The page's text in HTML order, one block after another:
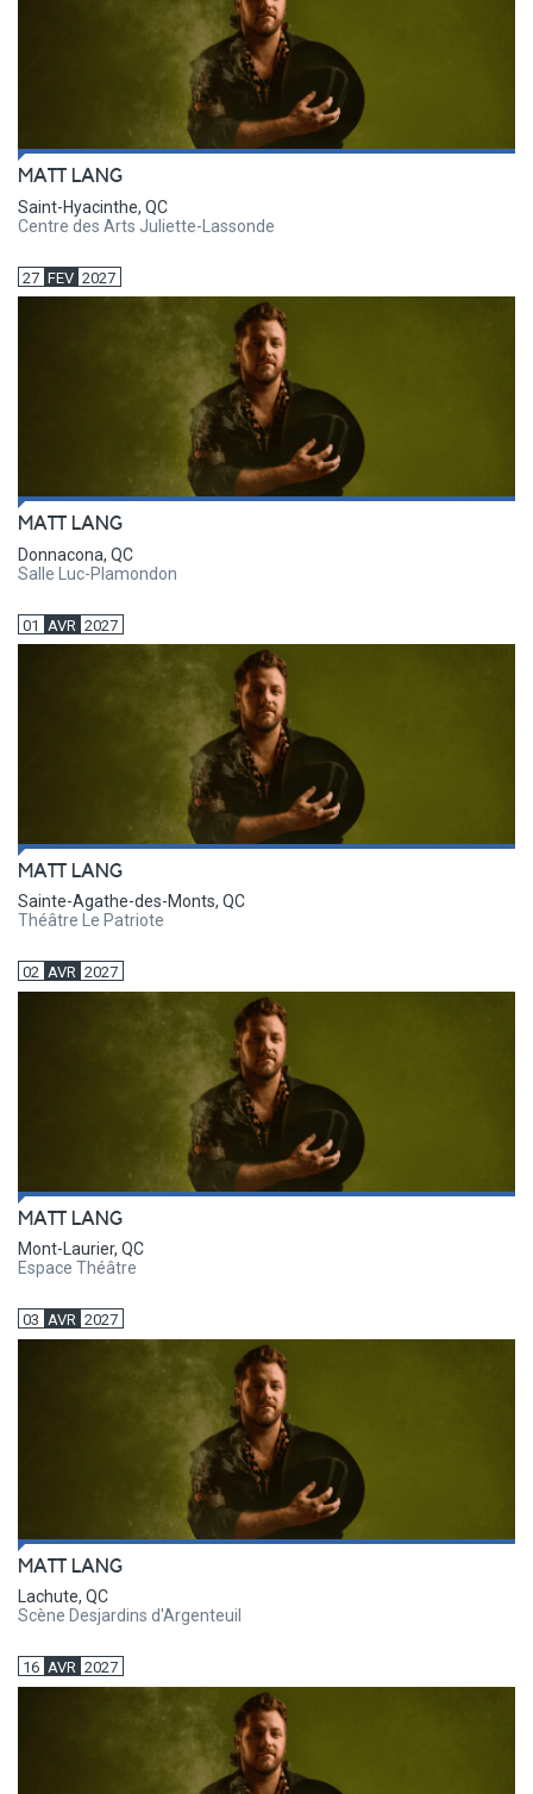
MATT LANG
Saint-Hyacinthe, QC
Centre des Arts Juliette-Lassonde
27 FEV 2027
MATT LANG
Donnacona, QC
Salle Luc-Plamondon
01 AVR 2027
MATT LANG
Sainte-Agathe-des-Monts, QC
Théâtre Le Patriote
02 AVR 2027
MATT LANG
Mont-Laurier, QC
Espace Théâtre
03 AVR 2027
MATT LANG
Lachute, QC
Scène Desjardins d'Argenteuil
16 AVR 2027